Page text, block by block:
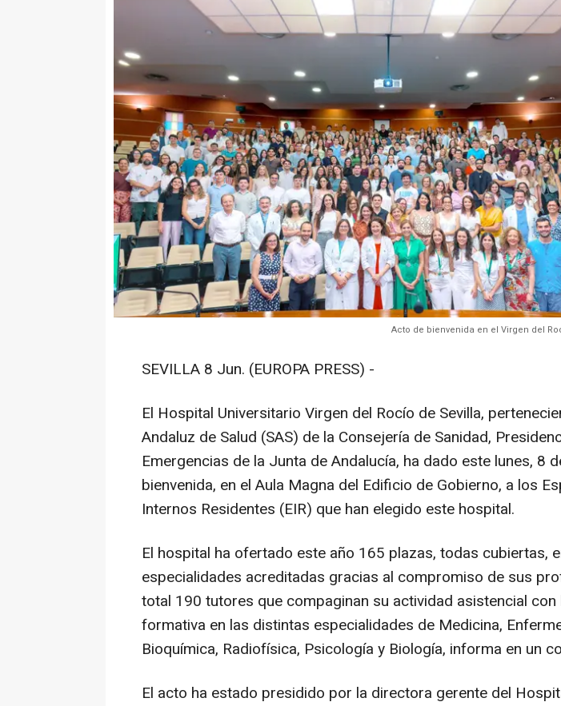
Acto de bienvenida en el Virgen del
SEVILLA 8 Jun. (EUROPA PRESS) -
El Hospital Universitario Virgen del Rocío de Sevilla,
Andaluz de Salud (SAS) de la Consejería de Sanidad,
Emergencias de la Junta de Andalucía, ha dado este lunes, 8
bienvenida, en el Aula Magna del Edificio de Gobierno, a los
Internos Residentes (EIR) que han elegido este hospital.
El hospital ha ofertado este año 165 plazas, todas cubiertas,
especialidades acreditadas gracias al compromiso de sus
total 190 tutores que compaginan su actividad asistencial con
formativa en las distintas especialidades de Medicina,
Bioquímica, Radiofísica, Psicología y Biología, informa en un
El acto ha estado presidido por la directora gerente del